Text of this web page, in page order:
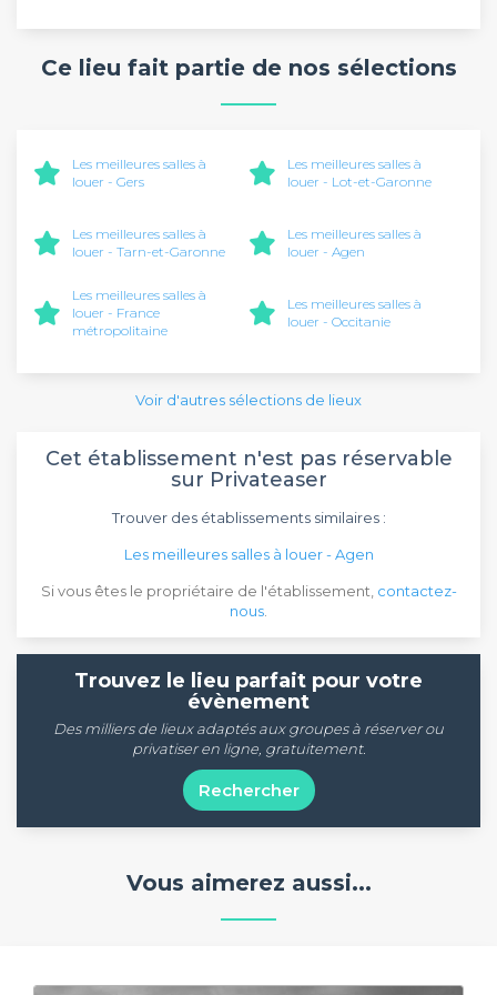
Ce lieu fait partie de nos sélections
Les meilleures salles à
louer - Gers
Les meilleures salles à
louer - Lot-et-Garonne
Les meilleures salles à
louer - Tarn-et-Garonne
Les meilleures salles à
louer - Agen
Les meilleures salles à
louer - France
métropolitaine
Les meilleures salles à
louer - Occitanie
Voir d'autres sélections de lieux
Cet établissement n'est pas réservable
sur Privateaser
Trouver des établissements similaires :
Les meilleures salles à louer - Agen
Si vous êtes le propriétaire de l'établissement, contactez-
nous
Trouvez le lieu parfait pour votre
évènement
Des milliers de lieux adaptés aux groupes à réserver ou
privatiser en ligne, gratuitement.
Rechercher
Vous aimerez aussi...